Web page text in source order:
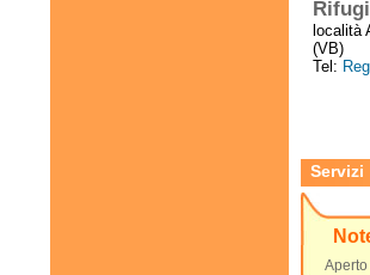
località
(VB)
Tel:
Servizi